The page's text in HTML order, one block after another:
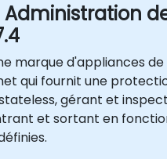
marque d'appliances
qui fournit une
gérant et
et sortant en